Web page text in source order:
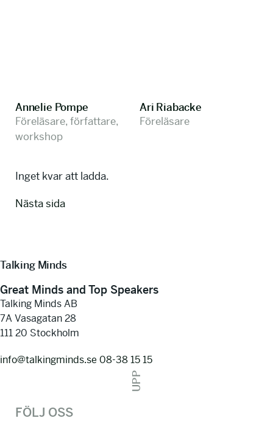
Annelie Pompe
Föreläsare, författare,
workshop
Ari Riabacke
Föreläsare
Inget kvar att ladda.
Nästa sida
Talking Minds
Great Minds and Top Speakers
Talking Minds AB
7A Vasagatan 28
111 20 Stockholm
info@talkingminds.se 08-38 15 15
UPP
FÖLJ OSS